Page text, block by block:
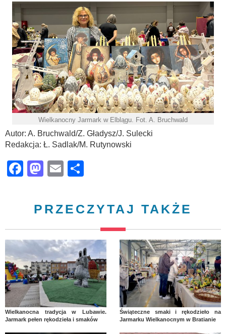
Wielkanocny Jarmark w Elblągu. Fot. A. Bruchwald
Autor: A. Bruchwald/Z. Gładysz/J. Sulecki
Redakcja: Ł. Sadlak/M. Rutynowski
Facebook
Mastodon
Email
PRZECZYTAJ TAKŻE
Wielkanocna tradycja w Lubawie.
Jarmark pełen rękodzieła i smaków
Świąteczne smaki i rękodzieło na
Jarmarku Wielkanocnym w Bratianie